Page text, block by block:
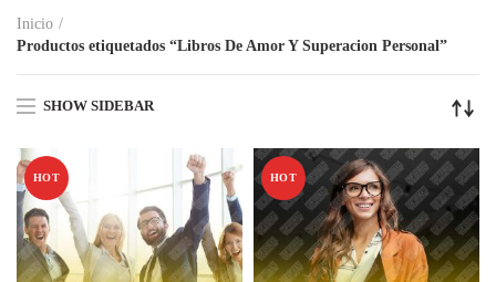
Inicio
Productos etiquetados “Libros De Amor Y Superacion Personal”
SHOW SIDEBAR
HOT HOT